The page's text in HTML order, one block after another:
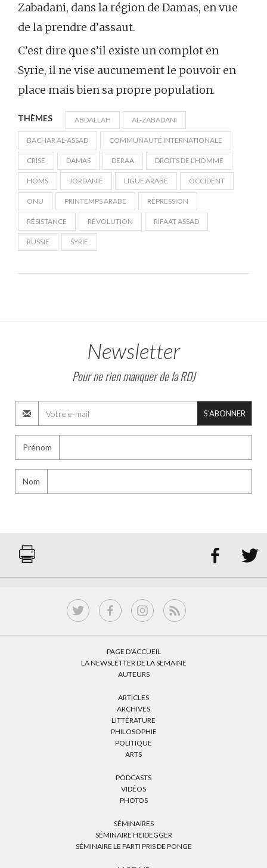
Zabadani, dans la région de Damas, en vue
de la prendre d’assaut.
C’est dire que s’il existe un complot en
Syrie, il ne vise aucunement le pouvoir en
place mais bien sa propre population.
THÈMES ABDALLAH AL-ZABADANI
BACHAR AL-ASSAD COMMUNAUTÉ INTERNATIONALE
CRISE DAMAS DERAA DROITS DE L'HOMME
HOMS JORDANIE LIGUE ARABE OCCIDENT
ONU PRINTEMPS ARABE RÉPRESSION
RÉSISTANCE RÉVOLUTION RIFAAT ASSAD
RUSSIE SYRIE
Newsletter
Pour ne rien manquer de la RDJ
S'ABONNER
Prénom
Nom
 
PAGE D’ACCUEIL
LA NEWSLETTER DE LA SEMAINE
AUTEURS
ARTICLES
ARCHIVES
LITTÉRATURE
PHILOSOPHIE
POLITIQUE
ARTS
PODCASTS
VIDÉOS
PHOTOS
SÉMINAIRES
SÉMINAIRE HEIDEGGER
SÉMINAIRE LE PARTI PRIS DE PONGE